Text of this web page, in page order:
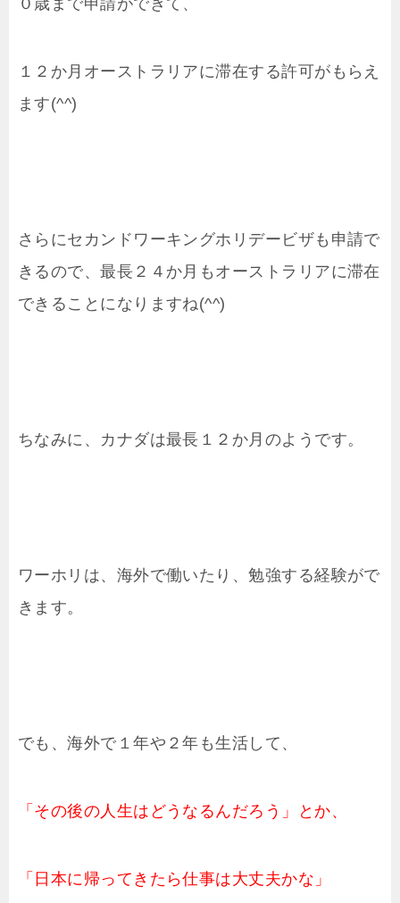
０歳まで申請ができて、
１２か月オーストラリアに滞在する許可がもらえ
ます(^^)
さらにセカンドワーキングホリデービザも申請で
きるので、最長２４か月もオーストラリアに滞在
できることになりますね(^^)
ちなみに、カナダは最長１２か月のようです。
ワーホリは、海外で働いたり、勉強する経験がで
きます。
でも、海外で１年や２年も生活して、
「その後の人生はどうなるんだろう」とか、
「日本に帰ってきたら仕事は大丈夫かな」